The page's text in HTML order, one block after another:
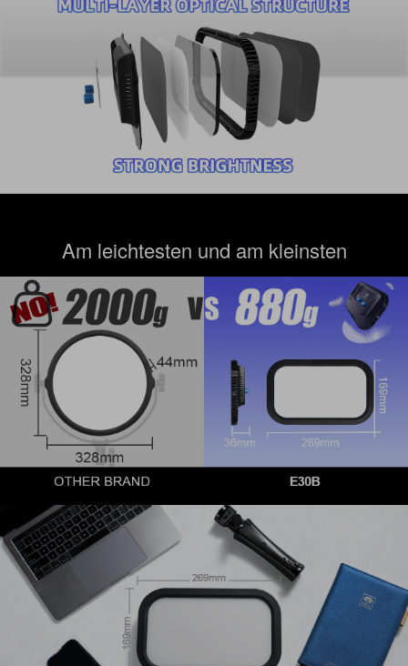
Am leichtesten und am kleinsten